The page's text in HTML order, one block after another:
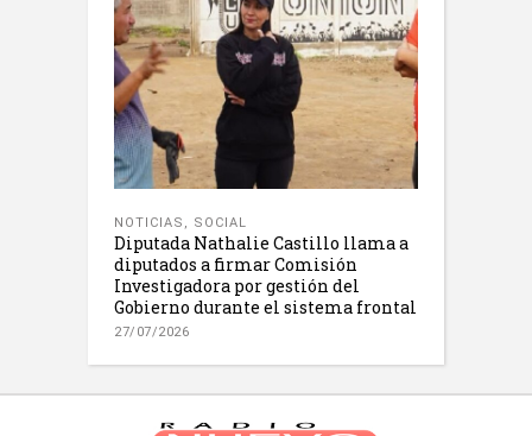
NOTICIAS , SOCIAL
Diputada Nathalie Castillo llama a
diputados a firmar Comisión
Investigadora por gestión del
Gobierno durante el sistema frontal
27/07/2026